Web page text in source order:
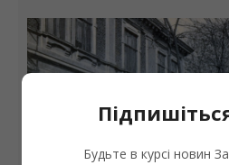
Будьте в курсі новин